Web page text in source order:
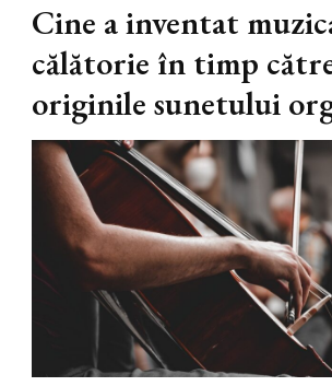
Cine a inventat
călătorie în timp
originile sunetului